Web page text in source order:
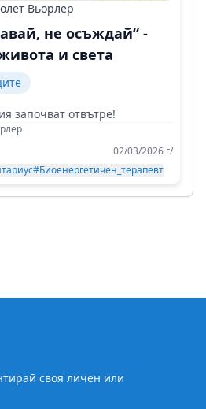
Вьорлер
не осъждай“ -
и света
започват отвътре!
02/03/2026 г/
#Биоенергетичен_терапевт
своя личен или